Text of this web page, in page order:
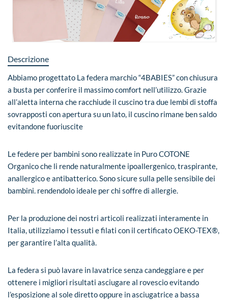
Descrizione
Abbiamo progettato La federa marchio “4BABIES” con chiusura
a busta per conferire il massimo comfort nell’utilizzo. Grazie
all’aletta interna che racchiude il cuscino tra due lembi di stoffa
sovrapposti con apertura su un lato, il cuscino rimane ben saldo
evitandone fuoriuscite
Le federe per bambini sono realizzate in Puro COTONE
Organico che li rende naturalmente ipoallergenico, traspirante,
anallergico e antibatterico. Sono sicure sulla pelle sensibile dei
bambini. rendendolo ideale per chi soffre di allergie.
Per la produzione dei nostri articoli realizzati interamente in
Italia, utilizziamo i tessuti e filati con il certificato OEKO-TEX®,
per garantire l’alta qualità.
La federa si può lavare in lavatrice senza candeggiare e per
ottenere i migliori risultati asciugare al rovescio evitando
l’esposizione al sole diretto oppure in asciugatrice a bassa